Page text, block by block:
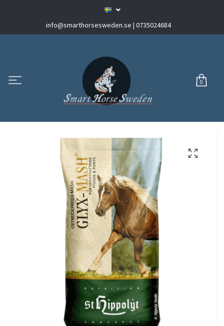
info@smarthorsesweden.se | 0735024684
0